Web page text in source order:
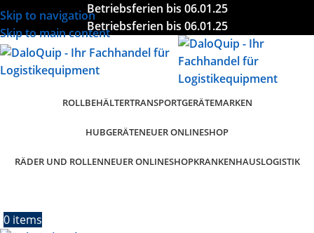
Skip to navigation
Skip to main content
Betriebsferien bis 06.01.25
Betriebsferien bis 06.01.25
ROLLBEHÄLTERTRANSPORTGERÄTEMARKEN
HUBGERÄTENEUER ONLINESHOP
RÄDER UND ROLLENNEUER ONLINESHOPKRANKENHAUSLOGISTIK
0 items